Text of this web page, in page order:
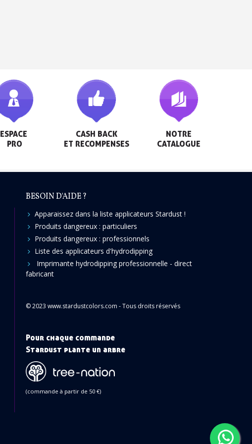
ESPACE
PRO
CASH BACK
ET RECOMPENSES
NOTRE
CATALOGUE
BESOIN D'AIDE ?
Apparaissez dans la liste applicateurs Stardust !
Produits dangereux : particuliers
Produits dangereux : professionnels
Liste des applicateurs d'hydrodipping
Imprimante hydrodipping professionnelle - direct
fabricant
© 2023 www.stardustcolors.com - Tous droits réservés
Pour chaque commande
Stardust plante un arbre
(commande à partir de 50 €)